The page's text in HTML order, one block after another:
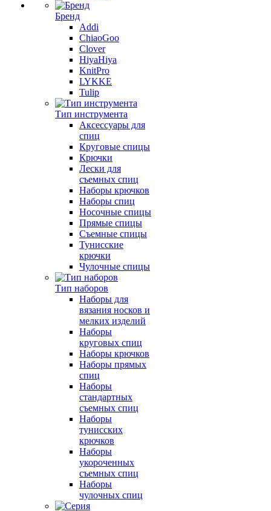
Бренд
Addi
ChiaoGoo
Clover
HiyaHiya
KnitPro
LYKKE
Tulip
Тип инструмента
Аксессуары для
спиц
Круговые спицы
Крючки
Лески для
съемных спиц
Наборы крючков
Наборы спиц
Носочные спицы
Прямые спицы
Съемные спицы
Тунисские
крючки
Чулочные спицы
Тип наборов
Наборы для
вязания носков и
мелких изделий
Наборы
круговых спиц
Наборы крючков
Наборы прямых
спиц
Наборы
стандартных
съемных спиц
Наборы
тунисских
крючков
Наборы
укороченных
съемных спиц
Наборы
чулочных спиц